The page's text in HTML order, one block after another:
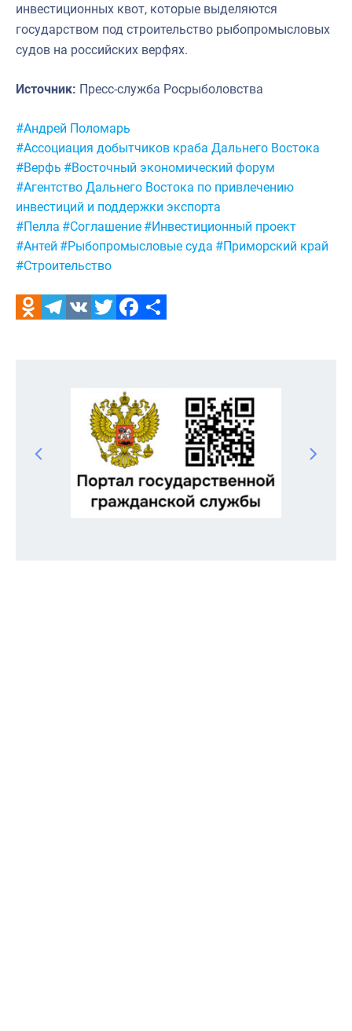
инвестиционных квот, которые выделяются
государством под строительство рыбопромысловых
судов на российских верфях.
Источник: Пресс-служба Росрыболовства
Метки:
#Андрей Поломарь
#Ассоциация добытчиков краба Дальнего Востока
#Верфь #Восточный экономический форум
#Агентство Дальнего Востока по привлечению
инвестиций и поддержки экспорта
#Пелла #Соглашение #Инвестиционный проект
#Антей #Рыбопромысловые суда #Приморский край
#Строительство